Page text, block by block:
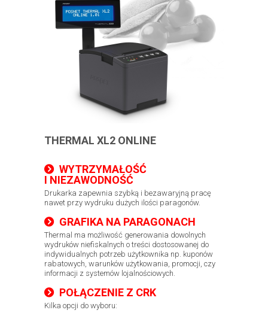
THERMAL XL2 ONLINE
WYTRZYMAŁOŚĆ
I NIEZAWODNOŚĆ
​Drukarka zapewnia szybką i bezawaryjną pracę
nawet przy wydruku dużych ilości paragonów.
GRAFIKA NA PARAGONACH
Thermal ma możliwość generowania dowolnych
wydruków niefiskalnych o treści dostosowanej do
indywidualnych potrzeb użytkownika np. kuponów
rabatowych, warunków użytkowania, promocji, czy
informacji z systemów lojalnościowych.
POŁĄCZENIE Z CRK
Kilka opcji do wyboru: